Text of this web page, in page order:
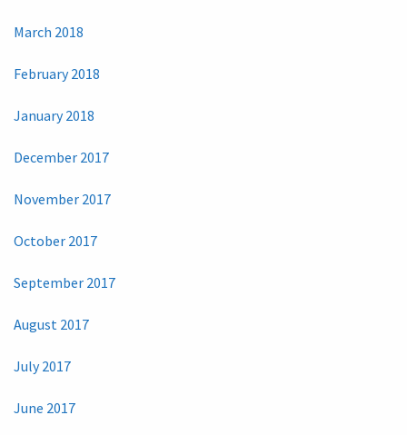
March 2018
February 2018
January 2018
December 2017
November 2017
October 2017
September 2017
August 2017
July 2017
June 2017